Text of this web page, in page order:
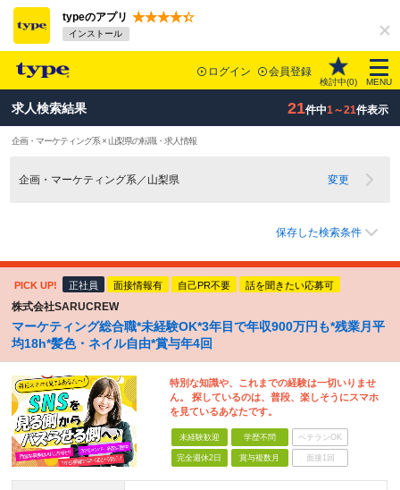
typeのアプリ
インストール
ログイン 会員登録
検討中(0) MENU
求人検索結果 21件中1～21件表示
企画・マーケティング系 × 山梨県の転職・求人情報
企画・マーケティング系／山梨県 変更
保存した検索条件
PICK UP! 正社員 面接情報有 自己PR不要 話を聞きたい応募可
株式会社SARUCREW
マーケティング総合職*未経験OK*3年目で年収900万円も*残業月平
均18h*髪色・ネイル自由*賞与年4回
特別な知識や、これまでの経験は一切いりませ
ん。 探しているのは、普段、楽しそうにスマホ
を見ているあなたです。
未経験歓迎 学歴不問 ベテランOK
完全週休2日 賞与複数月 面接1回